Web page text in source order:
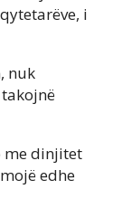
i
nuk
me dinjitet
edhe